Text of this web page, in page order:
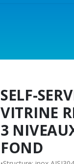
SELF-
VITRINE
3
FOND